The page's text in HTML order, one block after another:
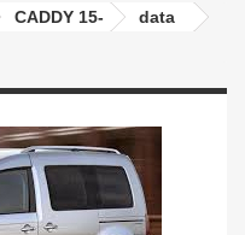
CADDY 15-
data